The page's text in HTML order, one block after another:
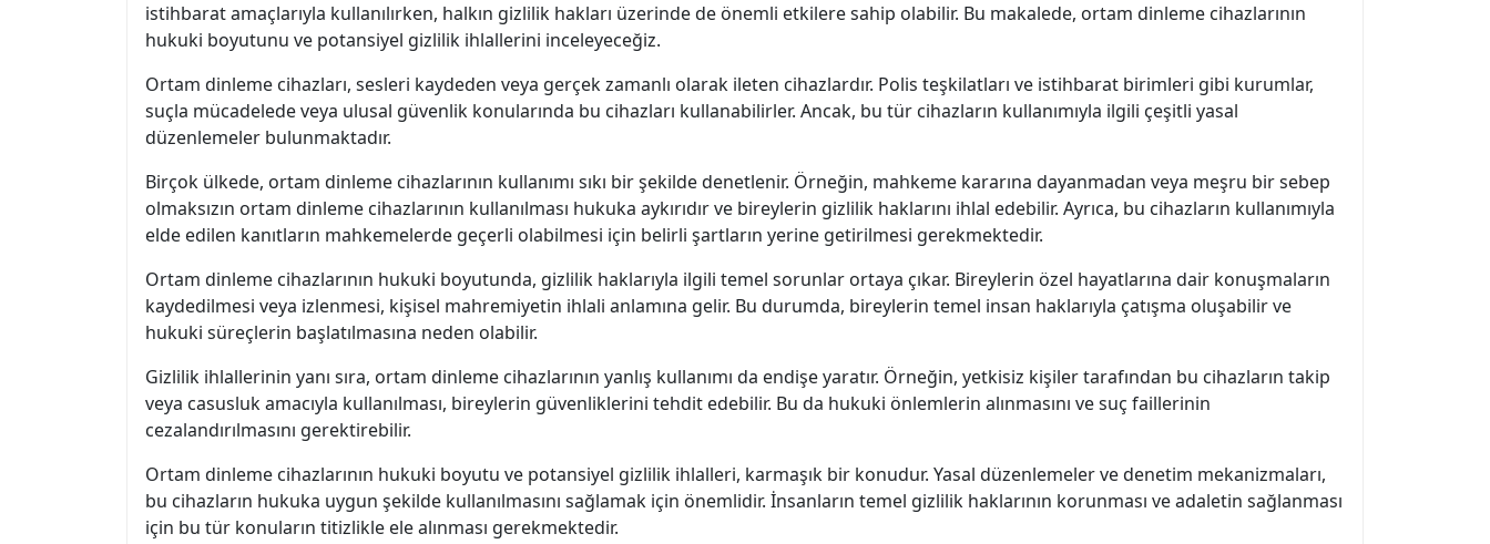
istihbarat amaçlarıyla kullanılırken, halkın gizlilik hakları üzerinde de önemli etkilere sahip olabilir. Bu makalede, ortam dinleme cihazlarının
hukuki boyutunu ve potansiyel gizlilik ihlallerini inceleyeceğiz.
Ortam dinleme cihazları, sesleri kaydeden veya gerçek zamanlı olarak ileten cihazlardır. Polis teşkilatları ve istihbarat birimleri gibi kurumlar,
suçla mücadelede veya ulusal güvenlik konularında bu cihazları kullanabilirler. Ancak, bu tür cihazların kullanımıyla ilgili çeşitli yasal
düzenlemeler bulunmaktadır.
Birçok ülkede, ortam dinleme cihazlarının kullanımı sıkı bir şekilde denetlenir. Örneğin, mahkeme kararına dayanmadan veya meşru bir sebep
olmaksızın ortam dinleme cihazlarının kullanılması hukuka aykırıdır ve bireylerin gizlilik haklarını ihlal edebilir. Ayrıca, bu cihazların kullanımıyla
elde edilen kanıtların mahkemelerde geçerli olabilmesi için belirli şartların yerine getirilmesi gerekmektedir.
Ortam dinleme cihazlarının hukuki boyutunda, gizlilik haklarıyla ilgili temel sorunlar ortaya çıkar. Bireylerin özel hayatlarına dair konuşmaların
kaydedilmesi veya izlenmesi, kişisel mahremiyetin ihlali anlamına gelir. Bu durumda, bireylerin temel insan haklarıyla çatışma oluşabilir ve
hukuki süreçlerin başlatılmasına neden olabilir.
Gizlilik ihlallerinin yanı sıra, ortam dinleme cihazlarının yanlış kullanımı da endişe yaratır. Örneğin, yetkisiz kişiler tarafından bu cihazların takip
veya casusluk amacıyla kullanılması, bireylerin güvenliklerini tehdit edebilir. Bu da hukuki önlemlerin alınmasını ve suç faillerinin
cezalandırılmasını gerektirebilir.
Ortam dinleme cihazlarının hukuki boyutu ve potansiyel gizlilik ihlalleri, karmaşık bir konudur. Yasal düzenlemeler ve denetim mekanizmaları,
bu cihazların hukuka uygun şekilde kullanılmasını sağlamak için önemlidir. İnsanların temel gizlilik haklarının korunması ve adaletin sağlanması
için bu tür konuların titizlikle ele alınması gerekmektedir.